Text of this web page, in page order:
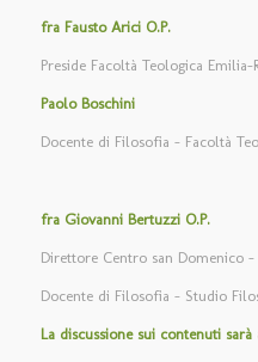
fra Fausto Arici O.P.
Preside Facoltà Teologica Emilia-
Paolo Boschini
Docente di Filosofia – Facoltà
fra Giovanni Bertuzzi O.P.
Direttore Centro san Domenico –
Docente di Filosofia – Studio
La discussione sui contenuti